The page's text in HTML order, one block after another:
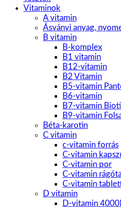
Vitaminok
A vitamin
Ásványi anyag,
B vitamin
B-komplex
B1 vitamin
B12-vitamin
B2 Vitamin
B5-vitamin
B6-vitamin
B7-vitamin
B9-vitamin
Béta-karotin
C vitamin
c-vitamin forrás
C-vitamin
C-vitamin por
C-vitamin
C-vitamin
D vitamin
D-vitamin